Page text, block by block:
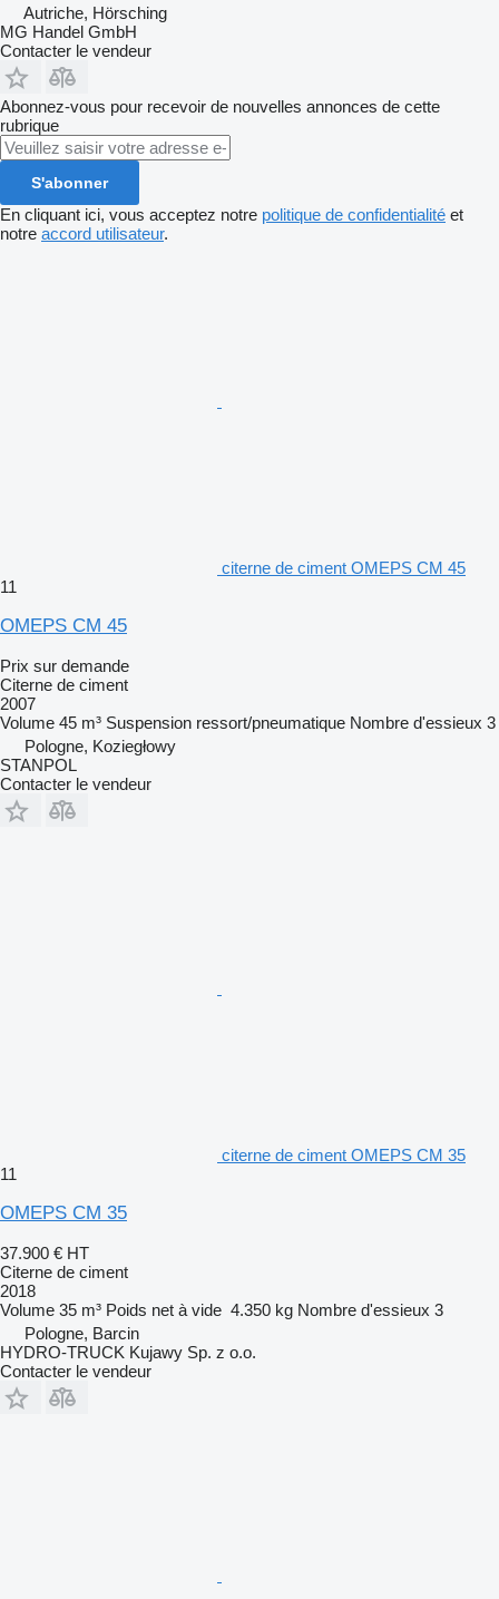
Autriche, Hörsching
MG Handel GmbH
Contacter le vendeur
Abonnez-vous pour recevoir de nouvelles annonces de cette
rubrique
S'abonner
En cliquant ici, vous acceptez notre politique de confidentialité et
notre accord utilisateur.
citerne de ciment OMEPS CM 45
11
OMEPS CM 45
Prix sur demande
Citerne de ciment
2007
Volume 45 m³ Suspension ressort/pneumatique Nombre d'essieux 3
Pologne, Koziegłowy
STANPOL
Contacter le vendeur
citerne de ciment OMEPS CM 35
11
OMEPS CM 35
37.900 € HT
Citerne de ciment
2018
Volume 35 m³ Poids net à vide 4.350 kg Nombre d'essieux 3
Pologne, Barcin
HYDRO-TRUCK Kujawy Sp. z o.o.
Contacter le vendeur